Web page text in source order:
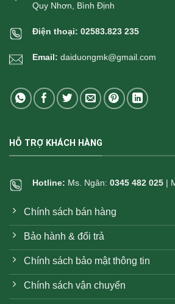
Quy Nhơn, Bình Định
Điện thoại: 02583.823 235
Email: daiduongmk@gmail.com
HỖ TRỢ KHÁCH HÀNG
Hotline: Ms. Ngân: 0345 482 025 |
Chính sách bán hàng
Bảo hành & đổi trả
Chính sách bảo mật thông tin
Chính sách vận chuyển